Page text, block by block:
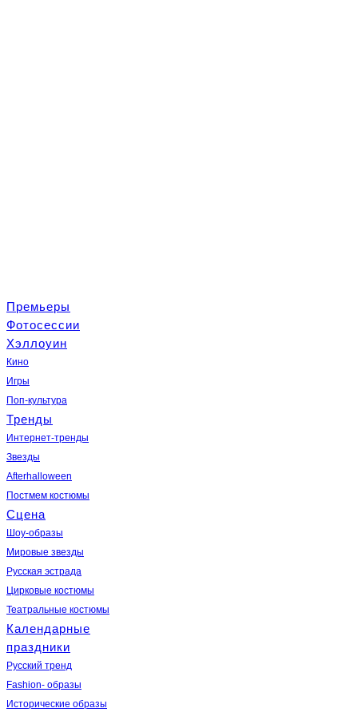
Премьеры
Фотосеcсии
Хэллоуин
Кино
Игры
Поп-культура
Тренды
Интернет-тренды
Звезды
Afterhalloween
Постмем костюмы
Сцена
Шоу-образы
Мировые звезды
Русская эстрада
Цирковые костюмы
Театральные костюмы
Календарные
праздники
Русский тренд
Fashion- образы
Исторические образы